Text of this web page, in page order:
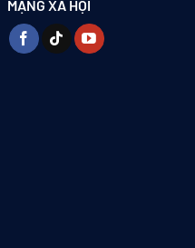
MẠNG XÃ HỘI